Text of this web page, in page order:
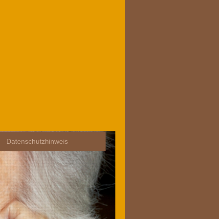
Datenschutzhinweis